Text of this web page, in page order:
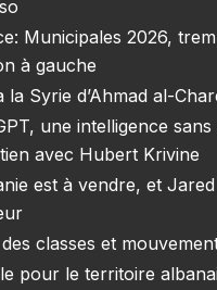
Municipales 2026,
à gauche
la Syrie d’Ahmad al-
une intelligence sans
avec Hubert Krivine
est à vendre, et
classes et
pour le territoire